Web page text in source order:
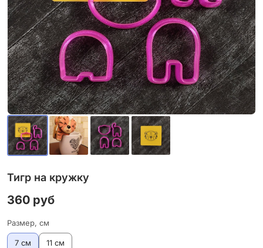
Тигр на кружку
360 руб
Размер, см
7 см 11 см